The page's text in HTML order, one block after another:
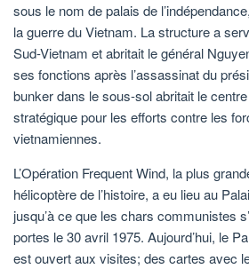
sous le nom de palais de
la guerre du Vietnam. La structure a
Sud-Vietnam et abritait le général
ses fonctions après l’assassinat du
bunker dans le sous-sol abritait le
stratégique pour les efforts contre les
vietnamiennes.
L’Opération Frequent Wind, la plus
hélicoptère de l’histoire, a eu lieu au
jusqu’à ce que les chars communistes
portes le 30 avril 1975. Aujourd’hui, le
est ouvert aux visites; des cartes avec